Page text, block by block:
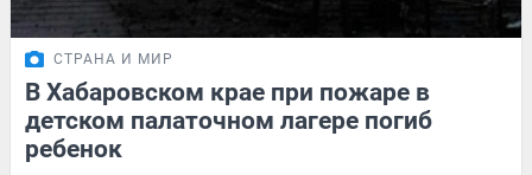
СТРАНА И МИР
В Хабаровском крае при пожаре в
детском палаточном лагере погиб
ребенок